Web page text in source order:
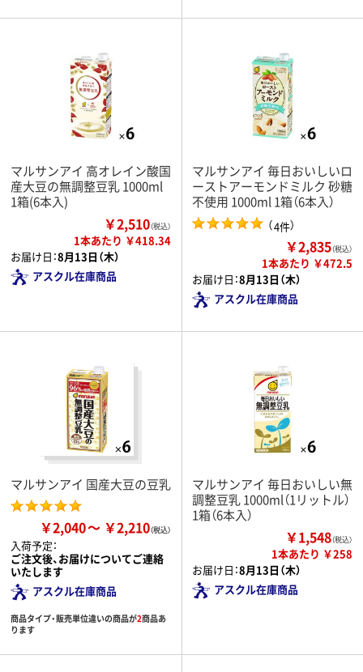
マルサンアイ 高オレイン酸国
産大豆の無調整豆乳 1000ml
1箱(6本入)
￥2,510（税込）
1本あたり ￥418.34
お届け日：8月13日（木）
アスクル在庫商品
マルサンアイ 毎日おいしいロ
ーストアーモンドミルク 砂糖
不使用 1000ml 1箱（6本入）
（4件）
￥2,835（税込）
1本あたり ￥472.5
お届け日：8月13日（木）
アスクル在庫商品
マルサンアイ 国産大豆の豆乳
￥2,040 ￥2,210
入荷予定：
ご注文後、お届けについてご連絡
いたします
アスクル在庫商品
商品タイプ・販売単位違いの商品が2商品あ
ります
マルサンアイ 毎日おいしい無
調整豆乳 1000ml（1リットル）
1箱（6本入）
￥1,548（税込）
1本あたり ￥258
お届け日：8月13日（木）
アスクル在庫商品